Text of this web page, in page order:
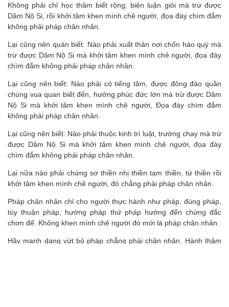
Không phải chỉ học thâm biết rộng, biện luận giỏi mà trừ được
Dâm Nộ Si, rồi khởi tâm khen mình chê người, đọa đày chìm đắm
không phải pháp chân nhân.
Lại cũng nên quán biết: Nào phải xuất thân nơi chốn hào quý mà
trừ được Dâm Nộ Si mà khởi tâm khen mình chê người, đọa đày
chìm đắm không phải pháp chân nhân.
Lại cũng nên biết: Nào phải có tiếng tăm, được đông đảo quần
chúng vua quan biết đến, hưởng phúc đức lớn mà trừ được Dâm
Nộ Si mà khởi tâm khen mình chê người, Đọa đày chìm đắm
không phải pháp chân nhân.
Lại cũng nên biết: Nào phải thuộc kinh trì luật, trường chay mà trừ
được Dâm Nộ Si mà khởi tâm khen mình chê người, đọa đày
chìm đắm không phải pháp chân nhân.
Lại nữa nào phải chứng sơ thiền nhị thiền tam thiền, tứ thiền rồi
khởi tâm khen mình chê người, đó chẳng phải pháp chân nhân.
Pháp chân nhân chỉ cho người thực hành như pháp, đúng pháp,
tùy thuận pháp, hướng pháp thứ pháp hướng đến chứng đắc
chơn đế. Không khen mình chê người đó mới là pháp chân nhân.
Hãy mạnh dạng vứt bỏ pháp chẳng phải chân nhân. Hành thâm